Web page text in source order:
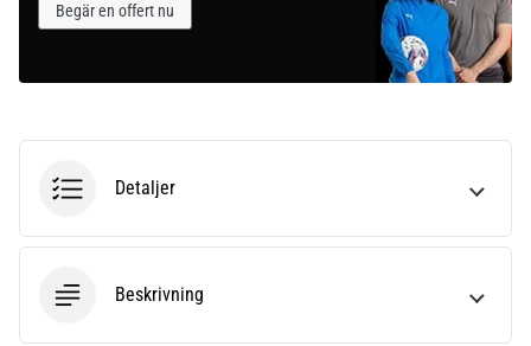
Begär en offert nu
Detaljer
Beskrivning